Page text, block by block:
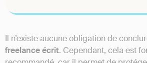
Il n’existe aucune obligation de
freelance écrit. Cependant, cela est